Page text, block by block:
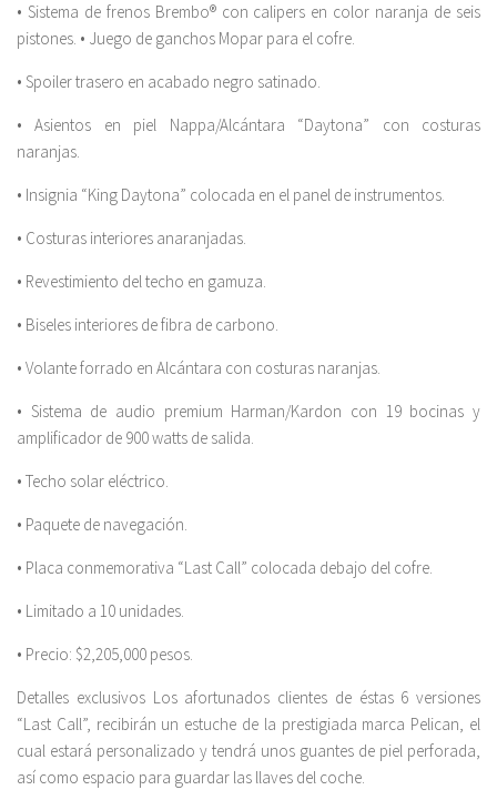
• Sistema de frenos Brembo® con calipers en color naranja de seis
pistones. • Juego de ganchos Mopar para el cofre.
• Spoiler trasero en acabado negro satinado.
• Asientos en piel Nappa/Alcántara “Daytona” con costuras
naranjas.
• Insignia “King Daytona” colocada en el panel de instrumentos.
• Costuras interiores anaranjadas.
• Revestimiento del techo en gamuza.
• Biseles interiores de fibra de carbono.
• Volante forrado en Alcántara con costuras naranjas.
• Sistema de audio premium Harman/Kardon con 19 bocinas y
amplificador de 900 watts de salida.
• Techo solar eléctrico.
• Paquete de navegación.
• Placa conmemorativa “Last Call” colocada debajo del cofre.
• Limitado a 10 unidades.
• Precio: $2,205,000 pesos.
Detalles exclusivos Los afortunados clientes de éstas 6 versiones
“Last Call”, recibirán un estuche de la prestigiada marca Pelican, el
cual estará personalizado y tendrá unos guantes de piel perforada,
así como espacio para guardar las llaves del coche.